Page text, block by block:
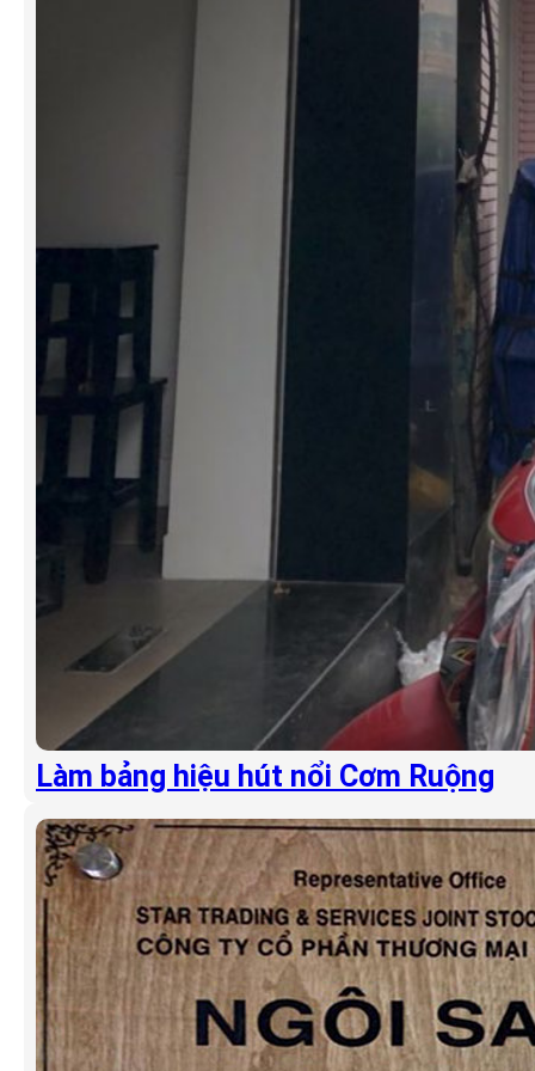
Làm bảng hiệu hút nổi Cơm Ruộng